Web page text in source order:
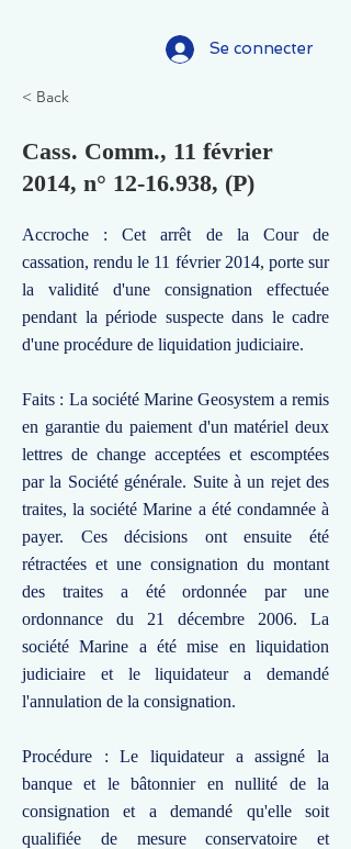
Se connecter
< Back
Cass. Comm., 11 février
2014, n° 12-16.938, (P)
Accroche : Cet arrêt de la Cour de
cassation, rendu le 11 février 2014, porte sur
la validité d'une consignation effectuée
pendant la période suspecte dans le cadre
d'une procédure de liquidation judiciaire.
Faits : La société Marine Geosystem a remis
en garantie du paiement d'un matériel deux
lettres de change acceptées et escomptées
par la Société générale. Suite à un rejet des
traites, la société Marine a été condamnée à
payer. Ces décisions ont ensuite été
rétractées et une consignation du montant
des traites a été ordonnée par une
ordonnance du 21 décembre 2006. La
société Marine a été mise en liquidation
judiciaire et le liquidateur a demandé
l'annulation de la consignation.
Procédure : Le liquidateur a assigné la
banque et le bâtonnier en nullité de la
consignation et a demandé qu'elle soit
qualifiée de mesure conservatoire et